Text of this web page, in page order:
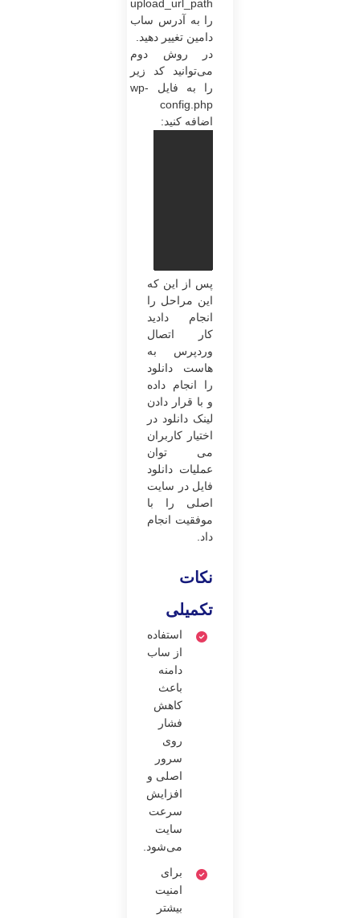
upload_url_path
را به آدرس ساب
دامین تغییر دهید.
در روش دوم
می‌توانید کد زیر
را به فایل wp-
config.php
اضافه کنید:
پس‌ از این ‌که
این مراحل را
انجام ‌دادید
کار اتصال
وردپرس به
هاست دانلود
را انجام داده
و با قرار دادن
لینک دانلود در
اختیار کاربران
می ‌توان
عملیات دانلود
فایل در سایت
اصلی را با
موفقیت انجام
داد.
نکات
تکمیلی
استفاده
از ساب
دامنه
باعث
کاهش
فشار
روی
سرور
اصلی و
افزایش
سرعت
سایت
می‌شود.
برای
امنیت
بیشتر